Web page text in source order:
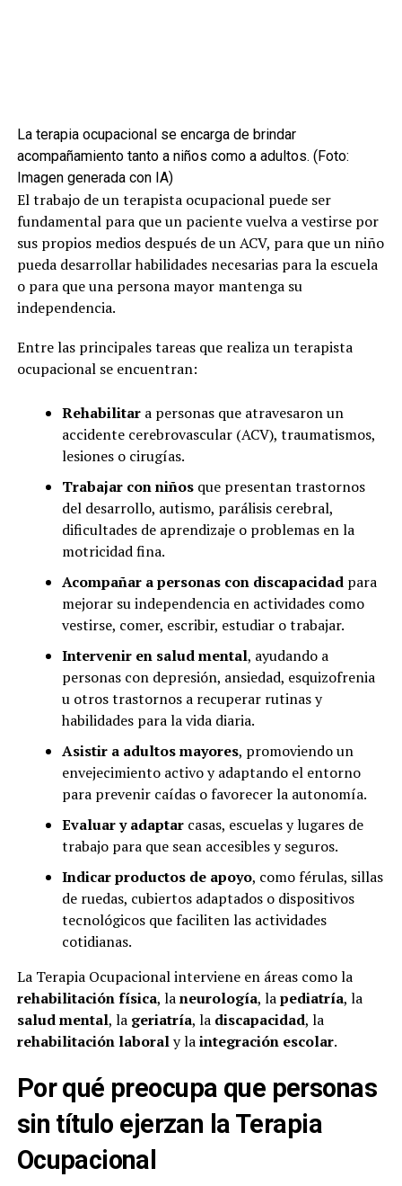
La terapia ocupacional se encarga de brindar
acompañamiento tanto a niños como a adultos. (Foto:
Imagen generada con IA)
El trabajo de un terapista ocupacional puede ser
fundamental para que un paciente vuelva a vestirse por
sus propios medios después de un ACV, para que un niño
pueda desarrollar habilidades necesarias para la escuela
o para que una persona mayor mantenga su
independencia.
Entre las principales tareas que realiza un terapista
ocupacional se encuentran:
Rehabilitara personas que atravesaron un
accidente cerebrovascular (ACV), traumatismos,
lesiones o cirugías.
Trabajar con niñosque presentan trastornos
del desarrollo, autismo, parálisis cerebral,
dificultades de aprendizaje o problemas en la
motricidad fina.
Acompañar a personas con discapacidadpara
mejorar su independencia en actividades como
vestirse, comer, escribir, estudiar o trabajar.
Intervenir en salud mental, ayudando a
personas con depresión, ansiedad, esquizofrenia
u otros trastornos a recuperar rutinas y
habilidades para la vida diaria.
Asistir a adultos mayores, promoviendo un
envejecimiento activo y adaptando el entorno
para prevenir caídas o favorecer la autonomía.
Evaluar y adaptarcasas, escuelas y lugares de
trabajo para que sean accesibles y seguros.
Indicar productos de apoyo, como férulas, sillas
de ruedas, cubiertos adaptados o dispositivos
tecnológicos que faciliten las actividades
cotidianas.
La Terapia Ocupacional interviene en áreas como la
rehabilitación física, laneurología, lapediatría, la
salud mental, la geriatría, la discapacidad, la
rehabilitación laboraly laintegración escolar.
Por qué preocupa que personas
sin título ejerzan la Terapia
Ocupacional